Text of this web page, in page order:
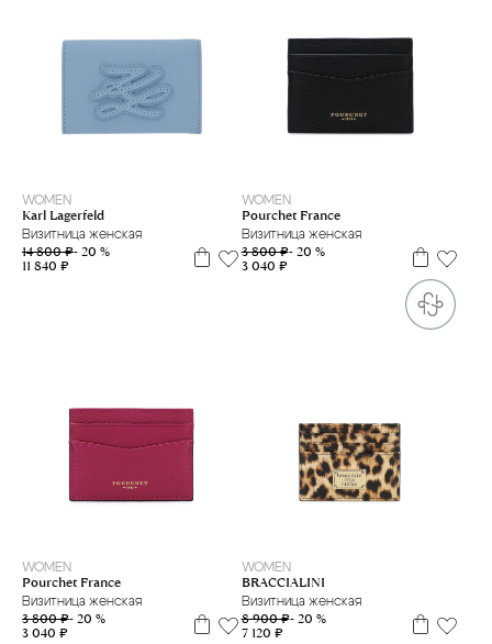
WOMEN
Karl Lagerfeld
Визитница женская
14 800 ₽- 20 %
11 840 ₽
WOMEN
Pourchet France
Визитница женская
3 800 ₽- 20 %
3 040 ₽
WOMEN
Pourchet France
Визитница женская
3 800 ₽- 20 %
3 040 ₽
WOMEN
BRACCIALINI
Визитница женская
8 900 ₽- 20 %
7 120 ₽